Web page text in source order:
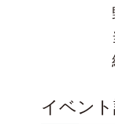
野
当日限
紹介
イベン